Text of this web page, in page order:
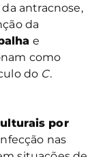
antracnose,
da
e
como
do C.
por
nas